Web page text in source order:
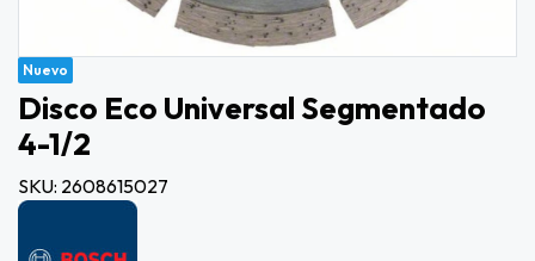
Nuevo
Disco Eco Universal Segmentado
4-1/2
SKU: 2608615027